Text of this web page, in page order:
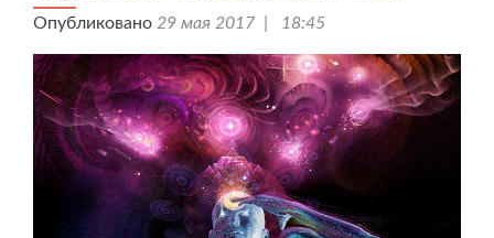
Опубликовано 29 мая 2017 | 18:45